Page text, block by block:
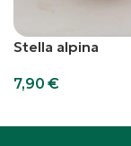
Stella alpina
7,90 €